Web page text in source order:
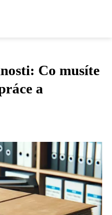
Co musíte
a